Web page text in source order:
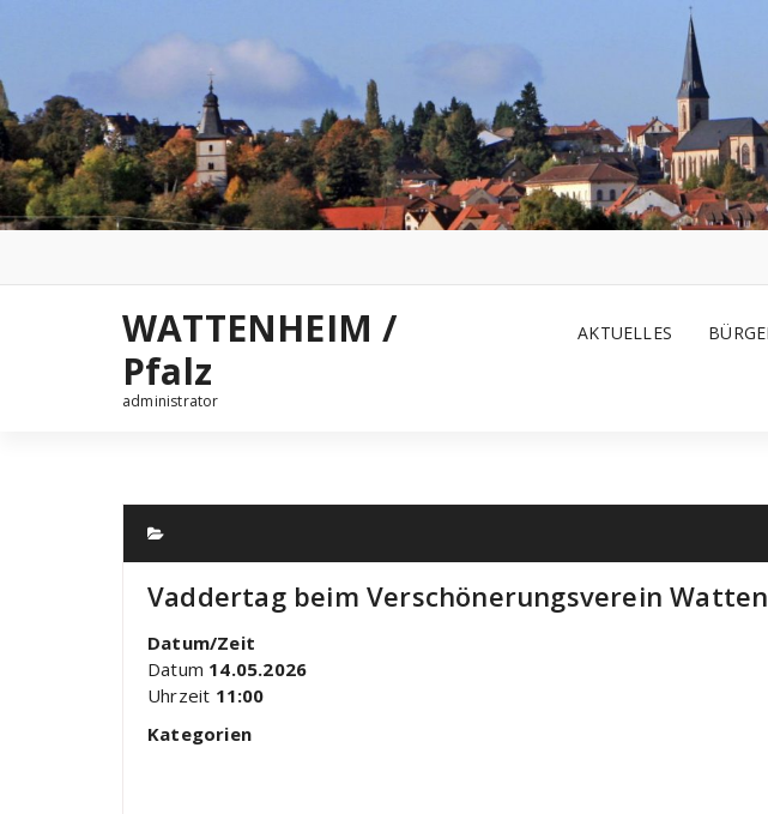
WATTENHEIM /
Pfalz
administrator
AKTUELLES
Vaddertag beim Verschönerungsverein
Datum/Zeit
Datum 14.05.2026
Uhrzeit 11:00
Kategorien